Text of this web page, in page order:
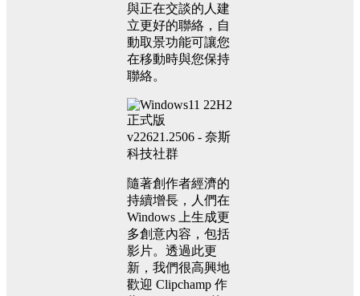
與正在交談的人建
立更好的聯絡，自
動取景功能可讓您
在移動時與您保持
聯絡。
隨著創作者經濟的
持續增長，人們在
Windows 上生成更
多創意內容，包括
影片。透過此更
新，我們很高興地
歡迎 Clipchamp 作